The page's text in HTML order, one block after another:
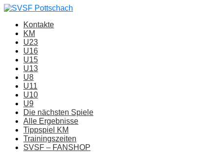
Kontakte
KM
U23
U16
U15
U13
U8
U11
U10
U9
Die nächsten Spiele
Alle Ergebnisse
Tippspiel KM
Trainingszeiten
SVSF – FANSHOP